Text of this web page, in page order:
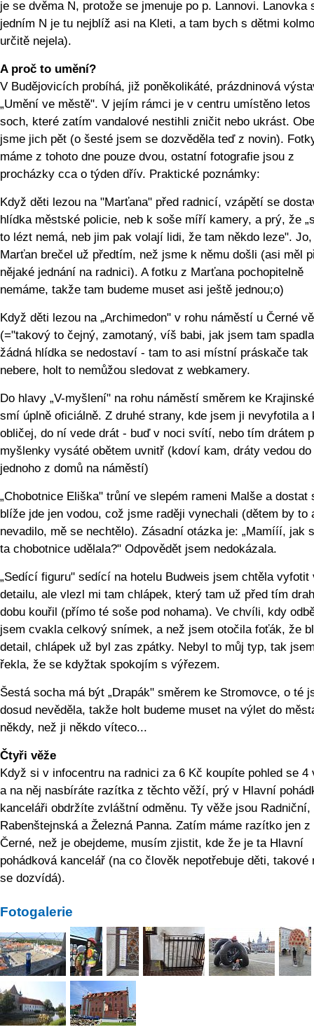
je se dvěma N, protože se jmenuje po p. Lannovi. Lanovka
jedním N je tu nejblíž asi na Kleti, a tam bych s dětmi
určitě nejela).
A proč to umění?
V Budějovicích probíhá, již poněkolikáté, prázdninová
„Umění ve městě". V jejím rámci je v centru umístěno letos
soch, které zatím vandalové nestihli zničit nebo ukrást.
jsme jich pět (o šesté jsem se dozvěděla teď z novin).
máme z tohoto dne pouze dvou, ostatní fotografie jsou z
procházky cca o týden dřív. Praktické poznámky:
Když děti lezou na "Marťana" před radnicí, vzápětí se
hlídka městské policie, neb k soše míří kamery, a prý, že
to lézt nemá, neb jim pak volají lidi, že tam někdo leze".
Marťan brečel už předtím, než jsme k němu došli (asi měl
nějaké jednání na radnici). A fotku z Marťana pochopitelně
nemáme, takže tam budeme muset asi ještě jednou;o)
Když děti lezou na „Archimedon" v rohu náměstí u Černé
(="takový to čejný, zamotaný, víš babi, jak jsem tam
žádná hlídka se nedostaví - tam to asi místní práskače tak
nebere, holt to nemůžou sledovat z webkamery.
Do hlavy „V-myšlení" na rohu náměstí směrem ke
smí úplně oficiálně. Z druhé strany, kde jsem ji nevyfotila a
obličej, do ní vede drát - buď v noci svítí, nebo tím drátem
myšlenky vysáté obětem uvnitř (kdoví kam, dráty vedou do
jednoho z domů na náměstí)
„Chobotnice Eliška" trůní ve slepém rameni Malše a dostat
blíže jde jen vodou, což jsme raději vynechali (dětem by to
nevadilo, mě se nechtělo). Zásadní otázka je: „Mamííí, jak
ta chobotnice udělala?" Odpovědět jsem nedokázala.
„Sedící figuru" sedící na hotelu Budweis jsem chtěla vyfotit
detailu, ale vlezl mi tam chlápek, který tam už před tím
dobu kouřil (přímo té soše pod nohama). Ve chvíli, kdy
jsem cvakla celkový snímek, a než jsem otočila foťák, že
detail, chlápek už byl zas zpátky. Nebyl to můj typ, tak
řekla, že se kdyžtak spokojím s výřezem.
Šestá socha má být „Drapák" směrem ke Stromovce, o té
dosud nevěděla, takže holt budeme muset na výlet do
někdy, než ji někdo víteco...
Čtyři věže
Když si v infocentru na radnici za 6 Kč koupíte pohled se 4
a na něj nasbíráte razítka z těchto věží, prý v Hlavní
kanceláři obdržíte zvláštní odměnu. Ty věže jsou Radniční,
Rabenštejnská a Železná Panna. Zatím máme razítko jen z
Černé, než je obejdeme, musím zjistit, kde že je ta Hlavní
pohádková kancelář (na co člověk nepotřebuje děti, takové
se dozvídá).
Fotogalerie